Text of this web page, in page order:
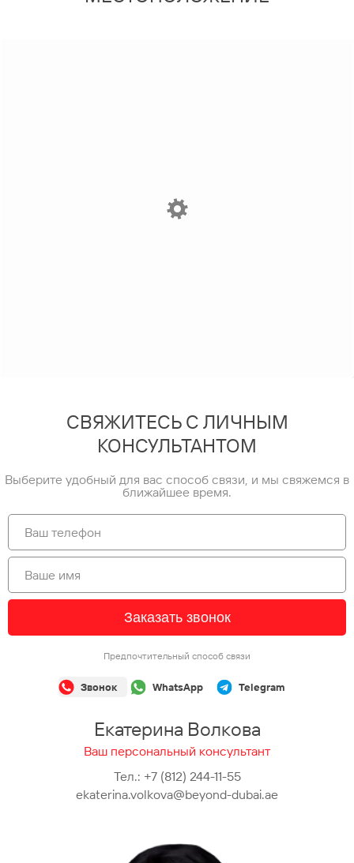
СВЯЖИТЕСЬ С ЛИЧНЫМ
КОНСУЛЬТАНТОМ
Выберите удобный для вас способ связи, и мы свяжемся в
ближайшее время.
Заказать звонок
Предпочтительный способ связи
Звонок WhatsApp Telegram
Екатерина Волкова
Ваш персональный консультант
Тел.: +7 (812) 244-11-55
ekaterina.volkova@beyond-dubai.ae